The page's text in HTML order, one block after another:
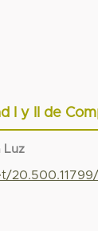
I y II de
Luz